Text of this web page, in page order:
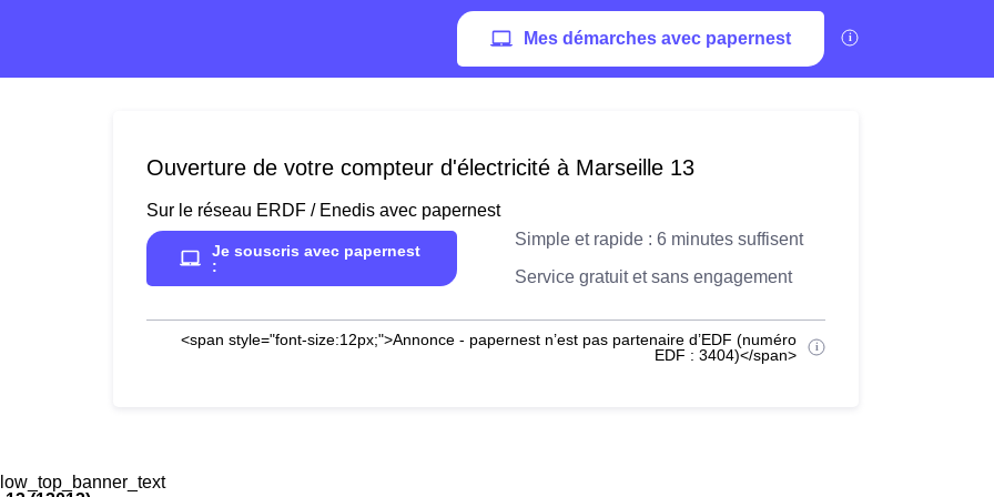
Mes démarches avec papernest
Ouverture de votre compteur d'électricité à Marseille 13
Sur le réseau ERDF / Enedis avec papernest
Je souscris avec papernest
:
Simple et rapide : 6 minutes suffisent
Service gratuit et sans engagement
<span style="font-size:12px;">Annonce - papernest n’est pas partenaire d’EDF (numéro
EDF : 3404)</span>